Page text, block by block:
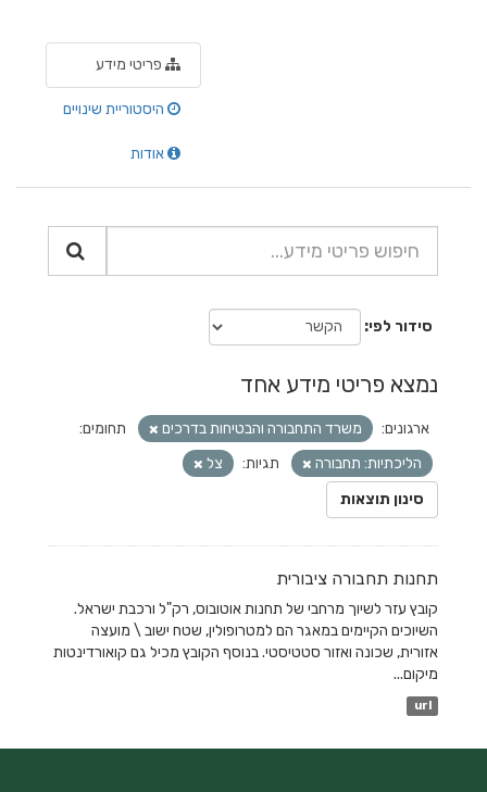
פריטי מידע
היסטוריית שינויים
אודות
סידור לפי
נמצא פריטי מידע אחד
ארגונים: משרד התחבורה והבטיחות בדרכים
תחומים:
הליכתיות: תחבורה
תגיות:
צל
סינון תוצאות
תחנות תחבורה ציבורית
קובץ עזר לשיוך מרחבי של תחנות אוטובוס, רק"ל ורכבת ישראל.
השיוכים הקיימים במאגר הם למטרופולין, שטח ישוב \ מועצה
אזורית, שכונה ואזור סטטיסטי. בנוסף הקובץ מכיל גם קואורדינטות
מיקום...
url